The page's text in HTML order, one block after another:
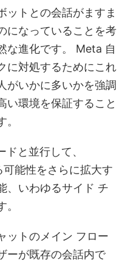
ットとの会話がますま
になっていることを考
な進化です。 Meta 自
に対処するためにこれ
がいかに多いかを強調
い環境を保証すること
と並行して、
能性をさらに拡大す
、いわゆるサイド チ
ットのメイン フロー
ーが既存の会話内で